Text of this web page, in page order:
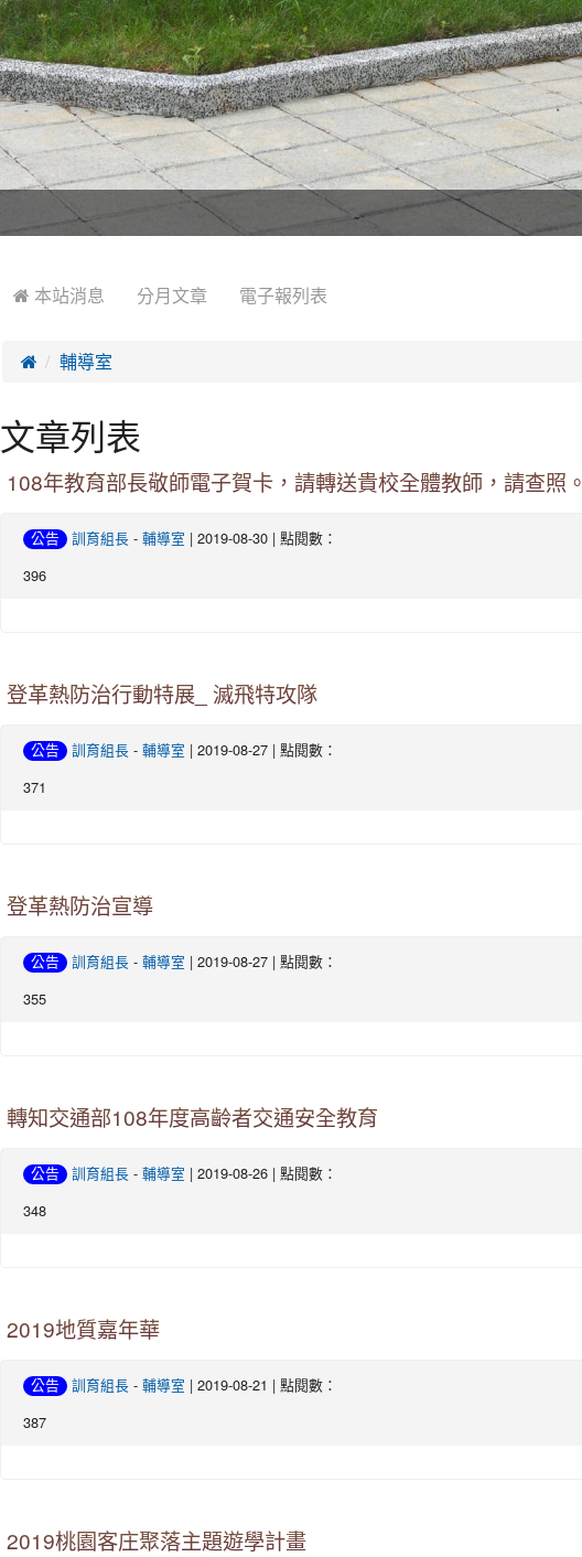
 本站消息 分月文章 電子報列表
 輔導室
文章列表
108年教育部長敬師電子賀卡，請轉送貴校全體教師，請查照。
公告 訓育組長 - 輔導室 | 2019-08-30 | 點閱數：
396
登革熱防治行動特展_ 滅飛特攻隊
公告 訓育組長 - 輔導室 | 2019-08-27 | 點閱數：
371
登革熱防治宣導
公告 訓育組長 - 輔導室 | 2019-08-27 | 點閱數：
355
轉知交通部108年度高齡者交通安全教育
公告 訓育組長 - 輔導室 | 2019-08-26 | 點閱數：
348
2019地質嘉年華
公告 訓育組長 - 輔導室 | 2019-08-21 | 點閱數：
387
2019桃園客庄聚落主題遊學計畫